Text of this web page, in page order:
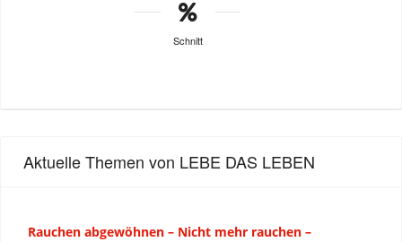
Schnitt
Aktuelle Themen von LEBE DAS LEBEN
Rauchen abgewöhnen – Nicht mehr rauchen –